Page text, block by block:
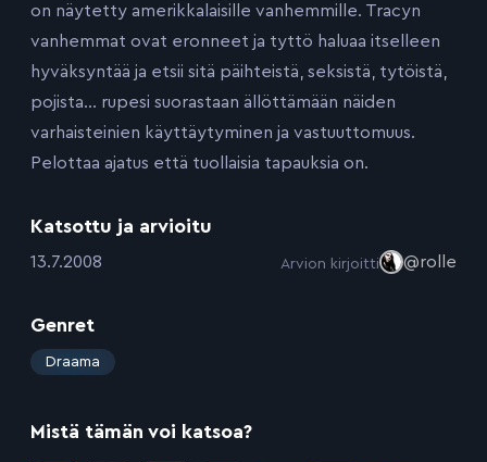
on näytetty amerikkalaisille vanhemmille. Tracyn
vanhemmat ovat eronneet ja tyttö haluaa itselleen
hyväksyntää ja etsii sitä päihteistä, seksistä, tytöistä,
pojista… rupesi suorastaan ällöttämään näiden
varhaisteinien käyttäytyminen ja vastuuttomuus.
Pelottaa ajatus että tuollaisia tapauksia on.
Katsottu ja arvioitu
:13.7.2008 Arvion kirjoitti @rolle
Genret
: Draama
Mistä tämän voi katsoa?